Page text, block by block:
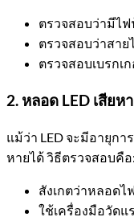
ตรวจสอบว่ามีไ
ตรวจสอบว่าสา
ตรวจสอบเบรก
2. หลอด LED เสียห
แม้ว่า LED จะมีอายุกา
หายได้ วิธีตรวจสอบคือ:
สังเกตว่าหลอด
ใช้เครื่องมือวัดแ